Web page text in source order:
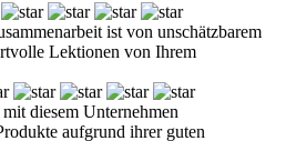
ist von unschätzbarem
Lektionen von Ihrem
diesem Unternehmen
aufgrund ihrer guten